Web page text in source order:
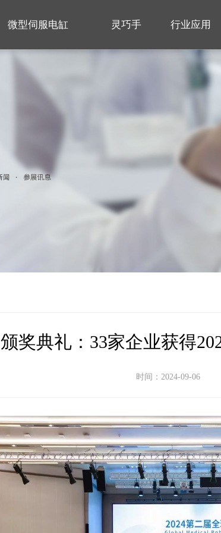
微型伺服电缸 灵巧手 行业应用
颁奖典礼：33家企业获得
时间：2024-09-06